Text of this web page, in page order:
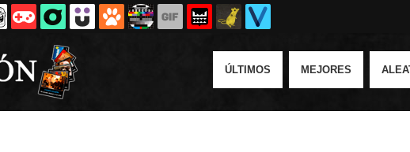
ÚLTIMOS MEJORES